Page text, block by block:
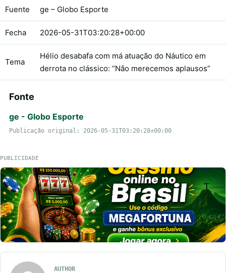
Fuente ge – Globo Esporte
Fecha 2026-05-31T03:20:28+00:00
Tema
Hélio desabafa com má atuação do Náutico em
derrota no clássico: “Não merecemos aplausos”
Fonte
ge - Globo Esporte
Publicação original: 2026-05-31T03:20:28+00:00
PUBLICIDADE
AUTHOR